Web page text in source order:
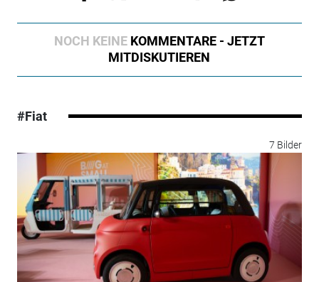
NOCH KEINE KOMMENTARE - JETZT
MITDISKUTIEREN
#Fiat
7 Bilder